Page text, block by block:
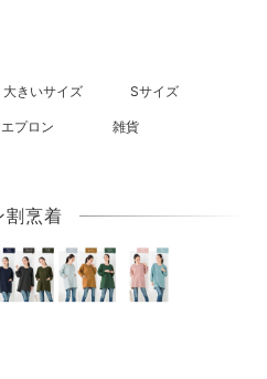
大きいサイズ Sサイズ
プロン 雑貨
割烹着